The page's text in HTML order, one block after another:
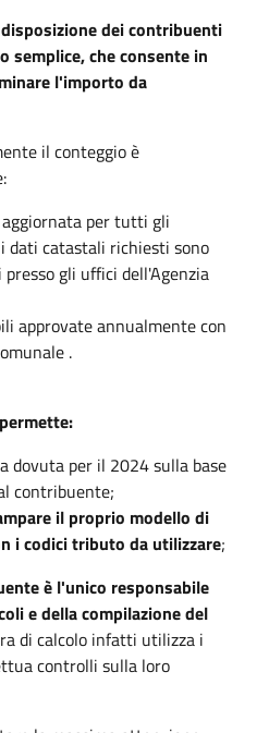
dei contribuenti
semplice, che consente in
l'importo da
il conteggio è
per tutti gli
dati catastali richiesti sono
gli uffici dell'Agenzia
approvate annualmente con
.
dovuta per il 2024 sulla base
contribuente;
il proprio modello di
i codici tributo da utilizzare;
è l'unico responsabile
e della compilazione del
di calcolo infatti utilizza i
controlli sulla loro